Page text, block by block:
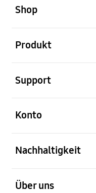
Shop
Produkt
Support
Konto
Nachhaltigkeit
Über uns